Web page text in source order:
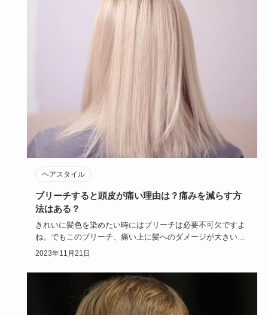
ヘアスタイル
ブリーチすると頭皮が痛い理由は？痛みを減らす方
法はある？
きれいに髪色を染めたい時にはブリーチは必要不可欠ですよ
ね。でもこのブリーチ、痛い上に髪へのダメージが大きいの
が欠点として有…
2023年11月21日